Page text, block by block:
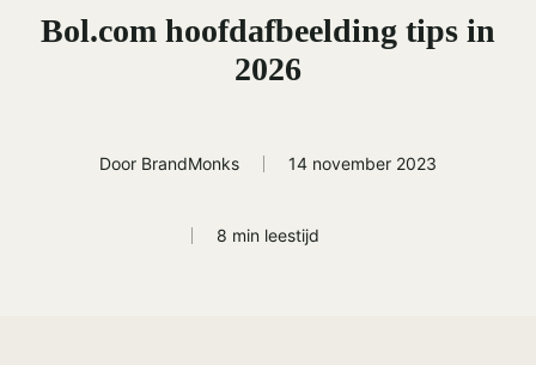
Bol.com hoofdafbeelding tips in
2026
Door BrandMonks 14 november 2023
8 min leestijd